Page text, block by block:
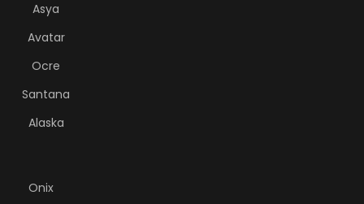
Asya
Avatar
Ocre
Santana
Alaska
Onix